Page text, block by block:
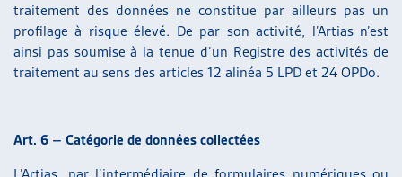
traitement des données ne constitue par ailleurs pas un
profilage à risque élevé. De par son activité, l’Artias n’est
ainsi pas soumise à la tenue d’un Registre des activités de
traitement au sens des articles 12 alinéa 5 LPD et 24 OPDo.
Art. 6 – Catégorie de données collectées
L’Artias, par l’intermédiaire de formulaires numériques ou